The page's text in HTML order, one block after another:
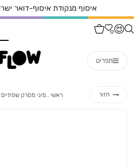
איסוף מנקודת איסוף-דואר ישראל
תפריט
חזור ראשי ראשי
מיני מסרק